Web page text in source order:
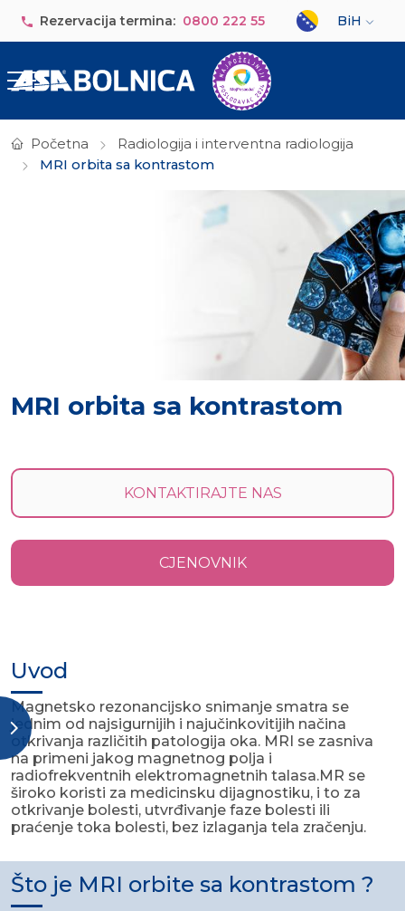
Rezervacija termina: 0800 222 55
Select your
BiH
Početna
Radiologija i interventna radiologija
MRI orbita sa kontrastom
MRI orbita sa kontrastom
KONTAKTIRAJTE NAS
CJENOVNIK
Uvod
Magnetsko rezonancijsko snimanje smatra se
jednim od najsigurnijih i najučinkovitijih načina
otkrivanja različitih patologija oka. MRI se zasniva
na primeni jakog magnetnog polja i
radiofrekventnih elektromagnetnih talasa.MR se
široko koristi za medicinsku dijagnostiku, i to za
otkrivanje bolesti, utvrđivanje faze bolesti ili
praćenje toka bolesti, bez izlaganja tela zračenju.
Što je MRI orbite sa kontrastom ?